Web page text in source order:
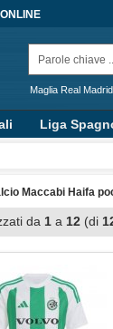
Maglia Real Madrid
Liga
Maccabi Haifa
da 1 a 12 (di